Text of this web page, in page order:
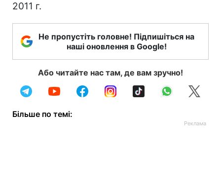
2011 г.
Не пропустіть головне! Підпишіться на
наші оновлення в Google!
Або читайте нас там, де вам зручно!
Більше по темі: